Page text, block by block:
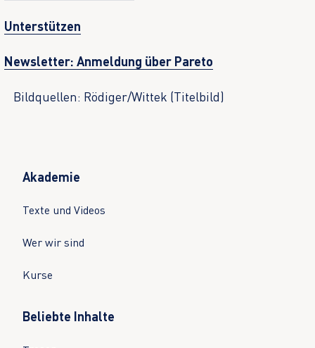
Unterstützen
Newsletter: Anmeldung über Pareto
Bildquellen: Rödiger/Wittek (Titelbild)
Akademie
Texte und Videos
Wer wir sind
Kurse
Beliebte Inhalte